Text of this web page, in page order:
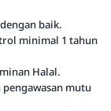
baik.
minimal 1 tahun
Halal.
mutu